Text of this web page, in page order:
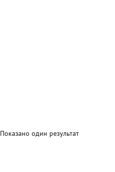
Показано один результат